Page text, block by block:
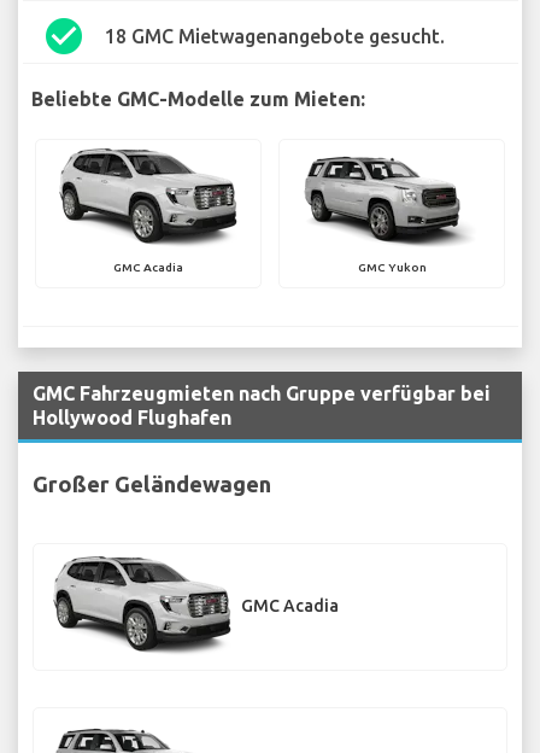
check_circle 18 GMC Mietwagenangebote gesucht.
Beliebte GMC-Modelle zum Mieten:
GMC Acadia GMC Yukon
GMC Fahrzeugmieten nach Gruppe verfügbar bei
Hollywood Flughafen
Großer Geländewagen
GMC Acadia